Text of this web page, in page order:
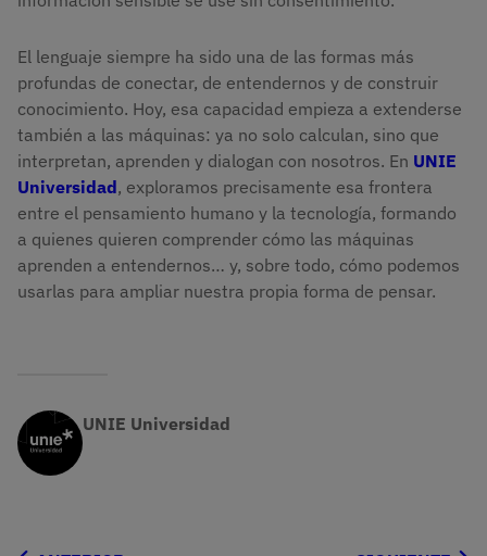
El lenguaje siempre ha sido una de las formas más
profundas de conectar, de entendernos y de construir
conocimiento. Hoy, esa capacidad empieza a extenderse
también a las máquinas: ya no solo calculan, sino que
interpretan, aprenden y dialogan con nosotros. En UNIE
Universidad, exploramos precisamente esa frontera
entre el pensamiento humano y la tecnología, formando
a quienes quieren comprender cómo las máquinas
aprenden a entendernos… y, sobre todo, cómo podemos
usarlas para ampliar nuestra propia forma de pensar.
UNIE Universidad